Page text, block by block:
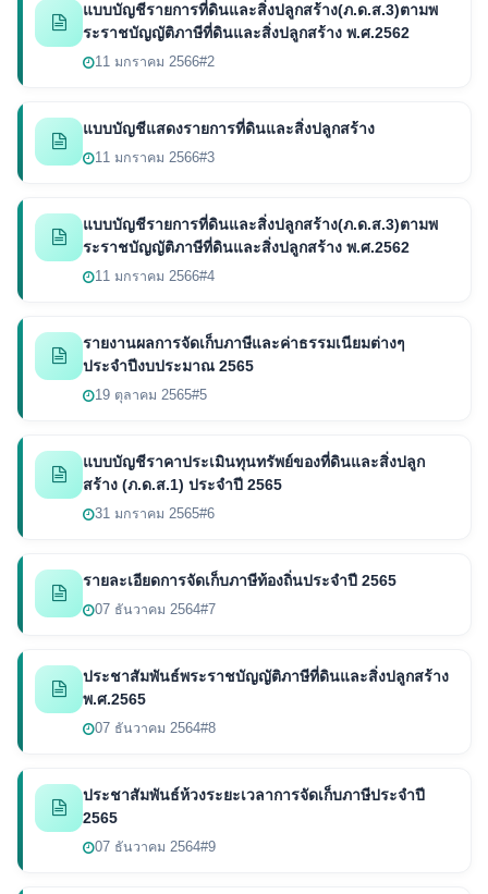
แบบบัญชีรายการที่ดินและสิ่งปลูกสร้าง(ภ.ด.ส.3)ตามพ
ระราชบัญญัติภาษีที่ดินและสิ่งปลูกสร้าง พ.ศ.2562
11 มกราคม 2566#2
แบบบัญชีแสดงรายการที่ดินและสิ่งปลูกสร้าง
11 มกราคม 2566#3
แบบบัญชีรายการที่ดินและสิ่งปลูกสร้าง(ภ.ด.ส.3)ตามพ
ระราชบัญญัติภาษีที่ดินและสิ่งปลูกสร้าง พ.ศ.2562
11 มกราคม 2566#4
รายงานผลการจัดเก็บภาษีและค่าธรรมเนียมต่างๆ
ประจำปีงบประมาณ 2565
19 ตุลาคม 2565#5
แบบบัญชีราคาประเมินทุนทรัพย์ของที่ดินและสิ่งปลูก
สร้าง (ภ.ด.ส.1) ประจำปี 2565
31 มกราคม 2565#6
รายละเอียดการจัดเก็บภาษีท้องถิ่นประจำปี 2565
07 ธันวาคม 2564#7
ประชาสัมพันธ์พระราชบัญญัติภาษีที่ดินและสิ่งปลูกสร้าง
พ.ศ.2565
07 ธันวาคม 2564#8
ประชาสัมพันธ์ห้วงระยะเวลาการจัดเก็บภาษีประจำปี
2565
07 ธันวาคม 2564#9